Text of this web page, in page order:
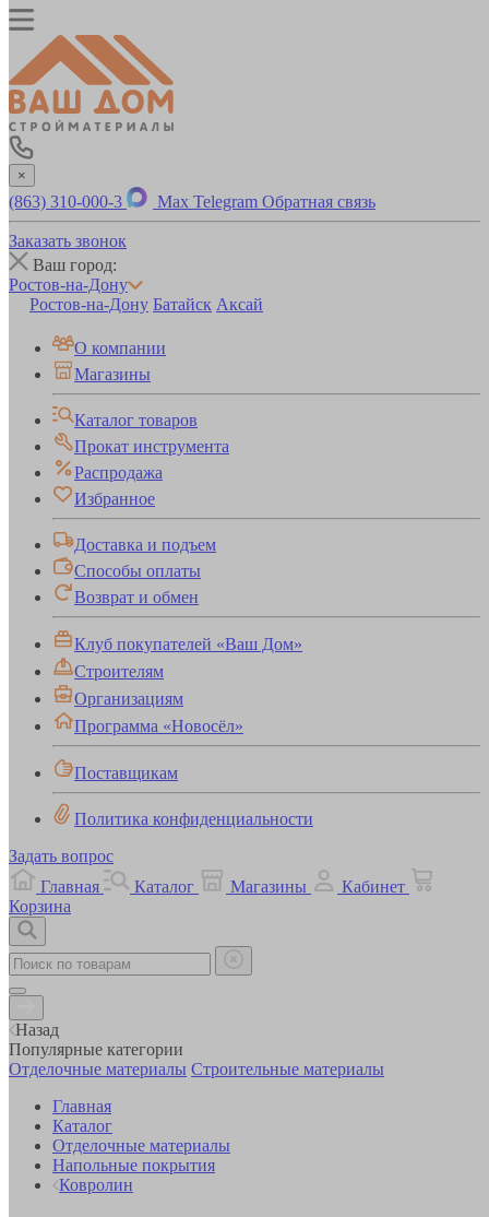
×
(863) 310-000-3 Max Telegram Обратная связь
Заказать звонок
Ваш город:
Ростов-на-Дону
Ростов-на-Дону Батайск Аксай
О компании
Магазины
Каталог товаров
Прокат инструмента
Распродажа
Избранное
Доставка и подъем
Способы оплаты
Возврат и обмен
Клуб покупателей «Ваш Дом»
Строителям
Организациям
Программа «Новосёл»
Поставщикам
Политика конфиденциальности
Задать вопрос
Главная
Каталог Магазины
Кабинет
Корзина
Назад
Популярные категории
Отделочные материалы Строительные материалы
Главная
Каталог
Отделочные материалы
Напольные покрытия
Ковролин